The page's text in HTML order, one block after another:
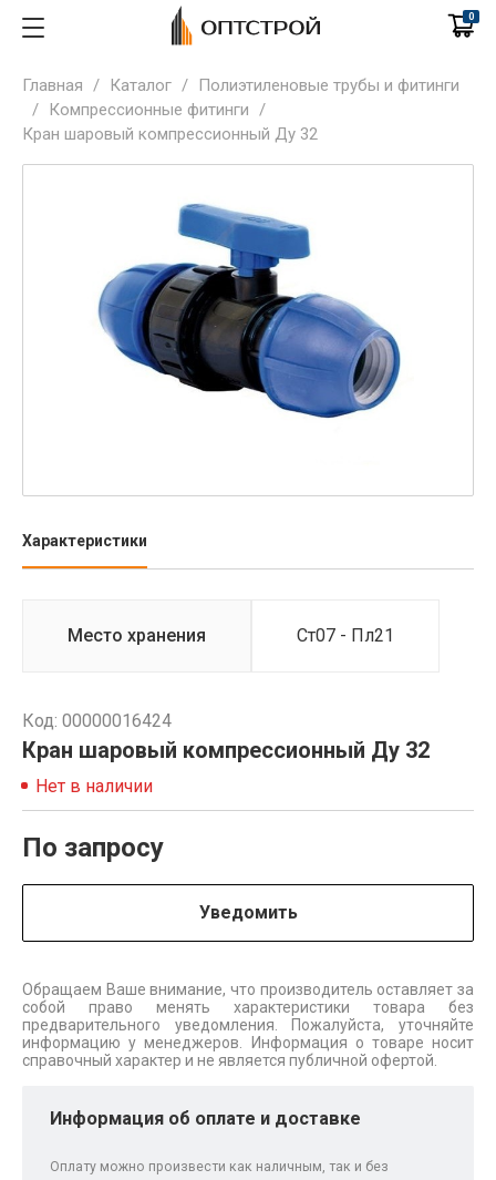
0
Главная / Каталог / Полиэтиленовые трубы и фитинги
/ Компрессионные фитинги /
Кран шаровый компрессионный Ду 32
Характеристики
Место хранения Ст07 - Пл21
Код: 00000016424
Кран шаровый компрессионный Ду 32
Нет в наличии
По запросу
Уведомить
Обращаем Ваше внимание, что производитель оставляет за
собой право менять характеристики товара без
предварительного уведомления. Пожалуйста, уточняйте
информацию у менеджеров. Информация о товаре носит
справочный характер и не является публичной офертой.
Информация об оплате и доставке
Оплату можно произвести как наличным, так и без